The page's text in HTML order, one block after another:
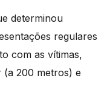
determinou
regulares
com as vítimas,
(a 200 metros) e